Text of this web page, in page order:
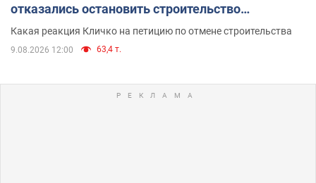
отказались остановить строительство
небоскреба "московского верующего"
Какая реакция Кличко на петицию по отмене строительства
9.08.2026 12:00 63,4 т.